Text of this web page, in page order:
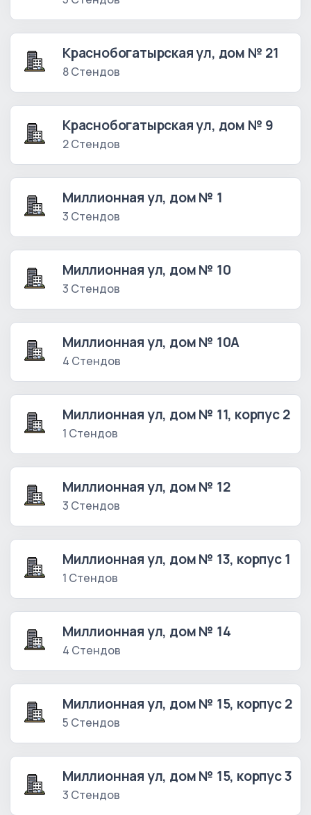
Краснобогатырская ул, дом № 21
8 Стендов
Краснобогатырская ул, дом № 9
2 Стендов
Миллионная ул, дом № 1
3 Стендов
Миллионная ул, дом № 10
3 Стендов
Миллионная ул, дом № 10А
4 Стендов
Миллионная ул, дом № 11, корпус 2
1 Стендов
Миллионная ул, дом № 12
3 Стендов
Миллионная ул, дом № 13, корпус 1
1 Стендов
Миллионная ул, дом № 14
4 Стендов
Миллионная ул, дом № 15, корпус 2
5 Стендов
Миллионная ул, дом № 15, корпус 3
3 Стендов